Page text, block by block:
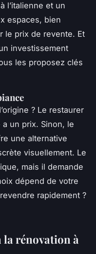
l’italienne et un
espaces, bien
le prix de revente. Et
investissement
les proposez clés
? Le restaurer
a un prix. Sinon, le
une alternative
visuellement. Le
mais il demande
dépend de votre
rapidement ?
la rénovation à